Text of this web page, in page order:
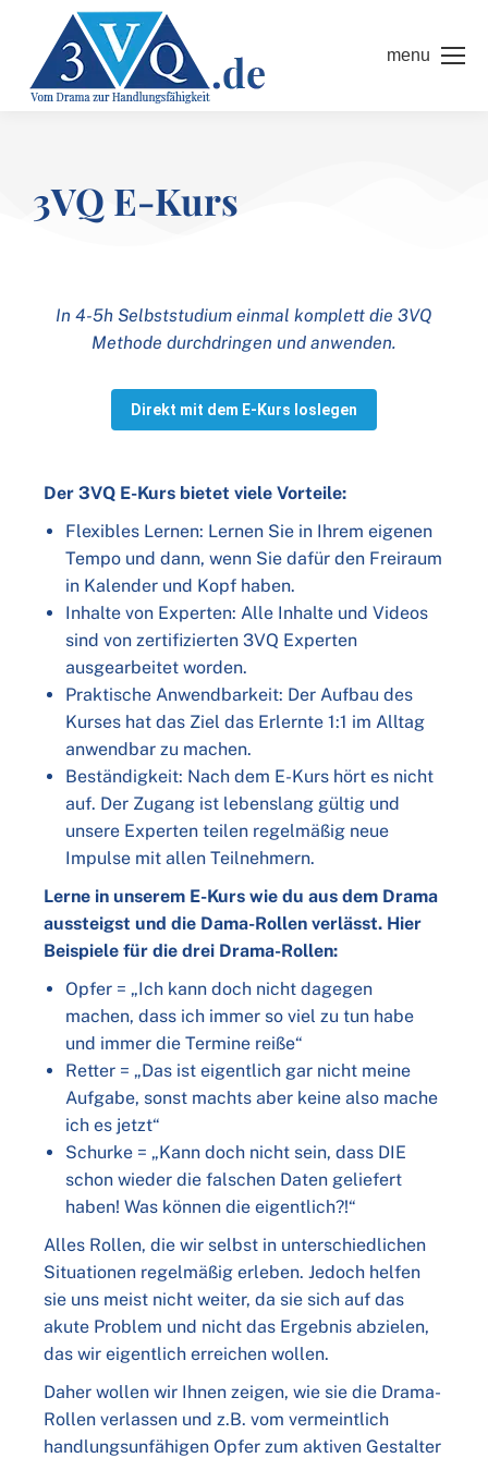
menu
3VQ E-Kurs
In 4-5h Selbststudium einmal komplett die 3VQ
Methode durchdringen und anwenden.
Direkt mit dem E-Kurs loslegen
Der 3VQ E-Kurs bietet viele Vorteile:
Flexibles Lernen: Lernen Sie in Ihrem eigenen
Tempo und dann, wenn Sie dafür den Freiraum
in Kalender und Kopf haben.
Inhalte von Experten: Alle Inhalte und Videos
sind von zertifizierten 3VQ Experten
ausgearbeitet worden.
Praktische Anwendbarkeit: Der Aufbau des
Kurses hat das Ziel das Erlernte 1:1 im Alltag
anwendbar zu machen.
Beständigkeit: Nach dem E-Kurs hört es nicht
auf. Der Zugang ist lebenslang gültig und
unsere Experten teilen regelmäßig neue
Impulse mit allen Teilnehmern.
Lerne in unserem E-Kurs wie du aus dem Drama
aussteigst und die Dama-Rollen verlässt. Hier
Beispiele für die drei Drama-Rollen:
Opfer = „Ich kann doch nicht dagegen
machen, dass ich immer so viel zu tun habe
und immer die Termine reiße“
Retter = „Das ist eigentlich gar nicht meine
Aufgabe, sonst machts aber keine also mache
ich es jetzt“
Schurke = „Kann doch nicht sein, dass DIE
schon wieder die falschen Daten geliefert
haben! Was können die eigentlich?!“
Alles Rollen, die wir selbst in unterschiedlichen
Situationen regelmäßig erleben. Jedoch helfen
sie uns meist nicht weiter, da sie sich auf das
akute Problem und nicht das Ergebnis abzielen,
das wir eigentlich erreichen wollen.
Daher wollen wir Ihnen zeigen, wie sie die Drama-
Rollen verlassen und z.B. vom vermeintlich
handlungsunfähigen Opfer zum aktiven Gestalter